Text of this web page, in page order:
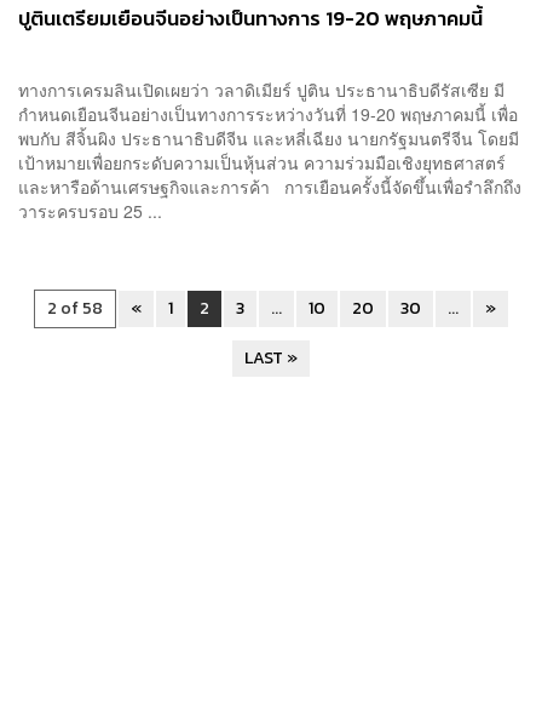
ปูตินเตรียมเยือนจีนอย่างเป็นทางการ 19-20 พฤษภาคมนี้
ทางการเครมลินเปิดเผยว่า วลาดิเมียร์ ปูติน ประธานาธิบดีรัสเซีย มี
กำหนดเยือนจีนอย่างเป็นทางการระหว่างวันที่ 19-20 พฤษภาคมนี้ เพื่อ
พบกับ สีจิ้นผิง ประธานาธิบดีจีน และหลี่เฉียง นายกรัฐมนตรีจีน โดยมี
เป้าหมายเพื่อยกระดับความเป็นหุ้นส่วน ความร่วมมือเชิงยุทธศาสตร์
และหารือด้านเศรษฐกิจและการค้า การเยือนครั้งนี้จัดขึ้นเพื่อรำลึกถึง
วาระครบรอบ 25 ...
2 of 58 « 1 2 3 ... 10 20 30 ...
»
LAST »